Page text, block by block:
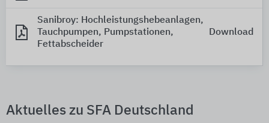
Sanibroy: Hochleistungshebeanlagen,
Tauchpumpen, Pumpstationen,
Fettabscheider
Download
Aktuelles zu SFA Deutschland